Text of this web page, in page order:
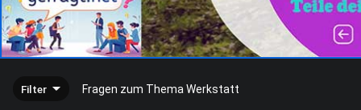
Filter Fragen zum Thema Werkstatt